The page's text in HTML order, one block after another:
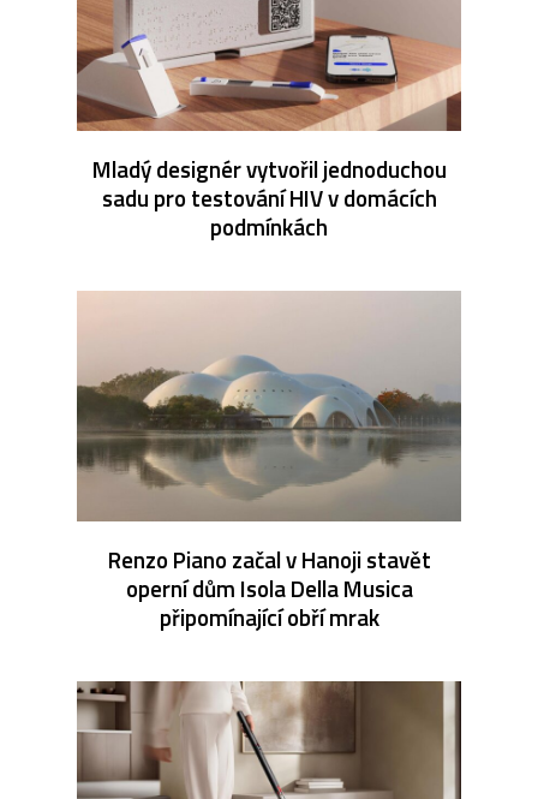
Mladý designér vytvořil jednoduchou
sadu pro testování HIV v domácích
podmínkách
Renzo Piano začal v Hanoji stavět
operní dům Isola Della Musica
připomínající obří mrak